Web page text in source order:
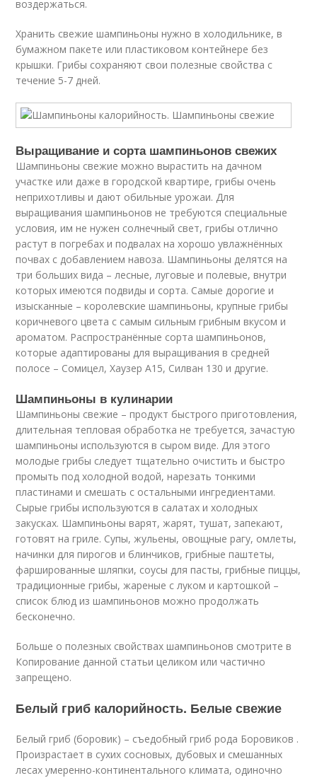
воздержаться.
Хранить свежие шампиньоны нужно в холодильнике, в
бумажном пакете или пластиковом контейнере без
крышки. Грибы сохраняют свои полезные свойства с
течение 5-7 дней.
Выращивание и сорта шампиньонов свежих
Шампиньоны свежие можно вырастить на дачном
участке или даже в городской квартире, грибы очень
неприхотливы и дают обильные урожаи. Для
выращивания шампиньонов не требуются специальные
условия, им не нужен солнечный свет, грибы отлично
растут в погребах и подвалах на хорошо увлажнённых
почвах с добавлением навоза. Шампиньоны делятся на
три больших вида – лесные, луговые и полевые, внутри
которых имеются подвиды и сорта. Самые дорогие и
изысканные – королевские шампиньоны, крупные грибы
коричневого цвета с самым сильным грибным вкусом и
ароматом. Распространённые сорта шампиньонов,
которые адаптированы для выращивания в средней
полосе – Сомицел, Хаузер А15, Силван 130 и другие.
Шампиньоны в кулинарии
Шампиньоны свежие – продукт быстрого приготовления,
длительная тепловая обработка не требуется, зачастую
шампиньоны используются в сыром виде. Для этого
молодые грибы следует тщательно очистить и быстро
промыть под холодной водой, нарезать тонкими
пластинами и смешать с остальными ингредиентами.
Сырые грибы используются в салатах и холодных
закусках. Шампиньоны варят, жарят, тушат, запекают,
готовят на гриле. Супы, жульены, овощные рагу, омлеты,
начинки для пирогов и блинчиков, грибные паштеты,
фаршированные шляпки, соусы для пасты, грибные пиццы,
традиционные грибы, жареные с луком и картошкой –
список блюд из шампиньонов можно продолжать
бесконечно.
Больше о полезных свойствах шампиньонов смотрите в
Копирование данной статьи целиком или частично
запрещено.
Белый гриб калорийность. Белые свежие
Белый гриб (боровик) – съедобный гриб рода Боровиков .
Произрастает в сухих сосновых, дубовых и смешанных
лесах умеренно-континентального климата, одиночно